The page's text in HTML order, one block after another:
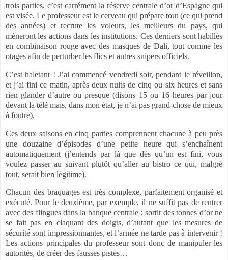
trois parties, c’est carrément la réserve centrale d’or d’Espagne qui
est visée. Le professeur est le cerveau qui prépare tout (ce qui prend
des années) et recrute les voleurs, les meilleurs du pays, qui
mèneront les actions dans les institutions. Ces derniers sont habillés
en combinaison rouge avec des masques de Dali, tout comme les
otages afin de perturber les flics et autres snipers officiels.
C’est haletant ! J’ai commencé vendredi soir, pendant le réveillon,
et j’ai fini ce matin, après deux nuits de cinq ou six heures et sans
rien glander d’autre ou presque (disons 15 ou 16 heures par jour
devant la télé mais, dans mon état, je n’ai pas grand-chose de mieux
à foutre).
Ces deux saisons en cinq parties comprennent chacune à peu près
une douzaine d’épisodes d’une petite heure qui s’enchaînent
automatiquement (j’entends par là que dès qu’un est fini, vous
voulez passer au suivant plutôt qu’aller au bistro ce qui, malgré
tout, serait bien légitime).
Chacun des braquages est très complexe, parfaitement organisé et
exécuté. Pour le deuxième, par exemple, il ne suffit pas de rentrer
avec des flingues dans la banque centrale : sortir des tonnes d’or ne
se fait pas en claquant des doigts, d’autant que les mesures de
sécurité sont impressionnantes, et l’armée ne tarde pas à intervenir !
Les actions principales du professeur sont donc de manipuler les
autorités, de créer des fausses pistes…